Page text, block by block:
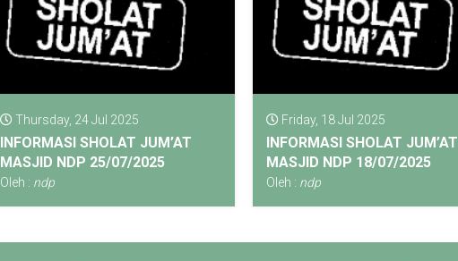
Thursday, 24 Jul 2025
INFORMASI SHOLAT JUM’AT
MASJID NDP 25/07/2025
Oleh : ndp
Friday, 18 Jul 2025
INFORMASI SHOLAT JUM’AT
MASJID NDP 18/07/2025
Oleh : ndp